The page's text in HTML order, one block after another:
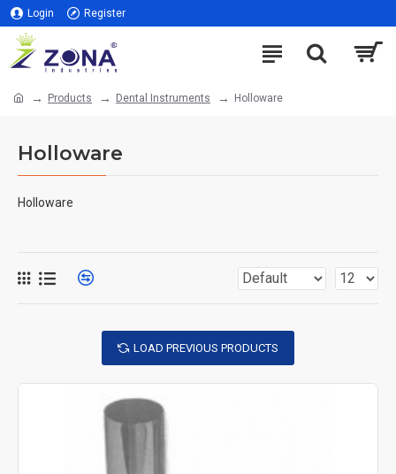
Login Register
Products Dental Instruments Holloware
Holloware
Holloware
LOAD PREVIOUS PRODUCTS